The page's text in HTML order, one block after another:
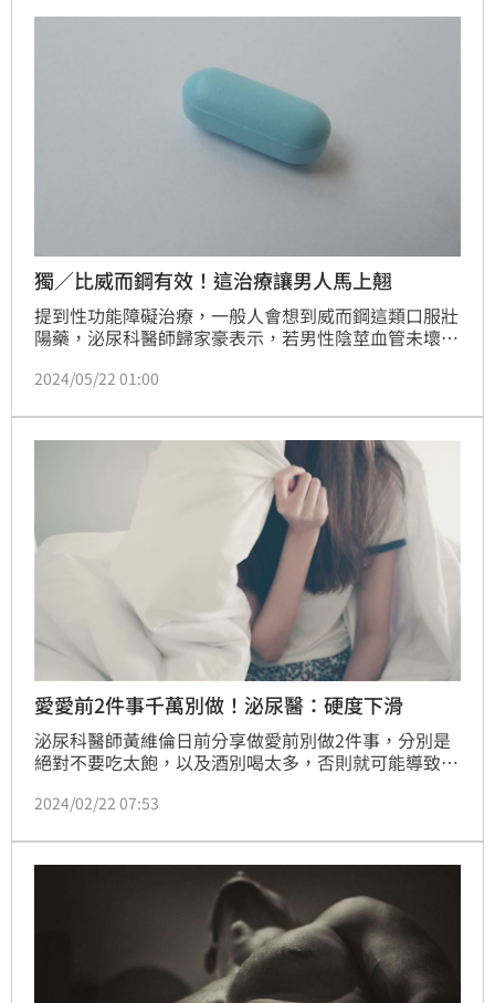
獨／比威而鋼有效！這治療讓男人馬上翹
提到性功能障礙治療，一般人會想到威而鋼這類口服壯
陽藥，泌尿科醫師歸家豪表示，若男性陰莖血管未壞
需要30分鐘見效，壞壞針只需2~3分鐘，但因為需要使
遍。
2024/05/22 01:00
愛愛前2件事千萬別做！泌尿醫：硬度下滑
泌尿科醫師黃維倫日前分享做愛前別做2件事，分別是
絕對不要吃太飽，以及酒別喝太多，否則就可能導致陰
2024/02/22 07:53